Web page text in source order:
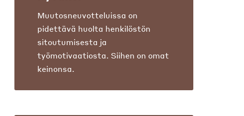
Muutosneuvotteluissa on
pidettävä huolta henkilöstön
sitoutumisesta ja
työmotivaatiosta. Siihen on omat
keinonsa.